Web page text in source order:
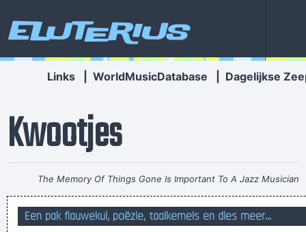
Eluterius
Links WorldMusicDatabase Dagelijkse
Kwootjes
The Memory Of Things Gone Is Important To A Jazz Musician
Things Like Old Folks Singing In The Moonlight In The Back
Yard On A Hot Night Or Something Said Long Ago~ Louis
Een pak flauwekul, poëzie, taalkemels en dies meer...